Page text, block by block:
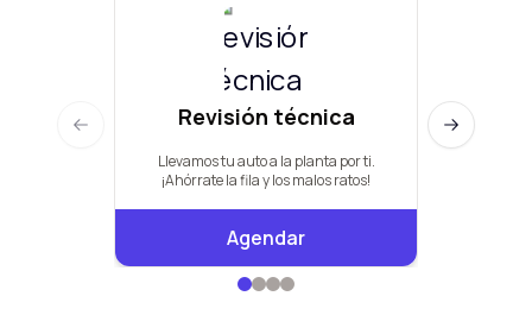
Revisión técnica
Llevamos tu auto a la planta por ti.
¡Ahórrate la fila y los malos ratos!
Agendar
Previous slide Next slide